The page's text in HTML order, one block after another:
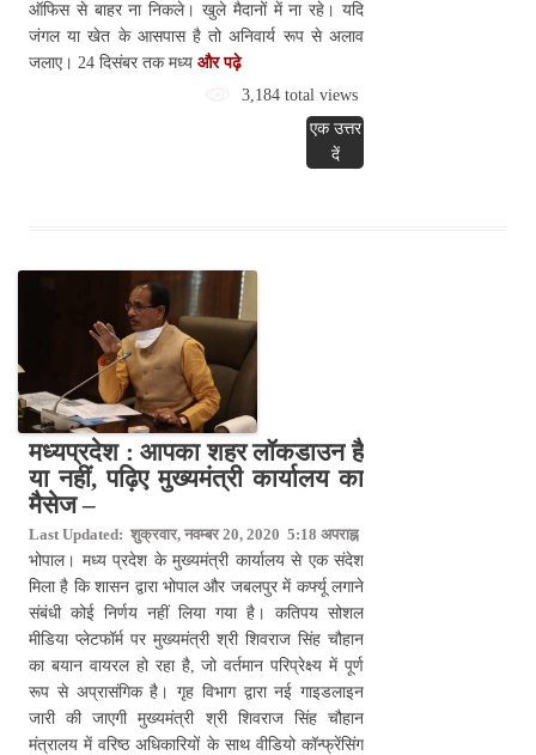
ऑफिस से बाहर ना निकले। खुले मैदानों में ना रहे। यदि
जंगल या खेत के आसपास है तो अनिवार्य रूप से अलाव
जलाए। 24 दिसंबर तक मध्य और पढ़े
3,184 total views
एक उत्तर
दें
मध्यप्रदेश : आपका शहर लॉकडाउन है
या नहीं, पढ़िए मुख्यमंत्री कार्यालय का
मैसेज –
Last Updated: शुक्रवार, नवम्बर 20, 2020 5:18 अपराह्न
भोपाल। मध्य प्रदेश के मुख्यमंत्री कार्यालय से एक संदेश
मिला है कि शासन द्वारा भोपाल और जबलपुर में कर्फ्यू लगाने
संबंधी कोई निर्णय नहीं लिया गया है। कतिपय सोशल
मीडिया प्लेटफॉर्म पर मुख्यमंत्री श्री शिवराज सिंह चौहान
का बयान वायरल हो रहा है, जो वर्तमान परिप्रेक्ष्य में पूर्ण
रूप से अप्रासंगिक है। गृह विभाग द्वारा नई गाइडलाइन
जारी की जाएगी मुख्यमंत्री श्री शिवराज सिंह चौहान
मंत्रालय में वरिष्ठ अधिकारियों के साथ वीडियो कॉन्फ्रेंसिंग